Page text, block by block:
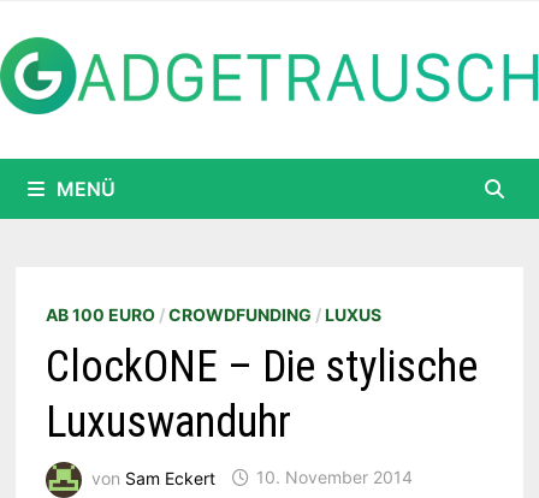
Inhalt
springen
MENÜ
AB 100 EURO/CROWDFUNDING /LUXUS
ClockONE – Die stylische
Luxuswanduhr
von Sam Eckert 10. November 2014